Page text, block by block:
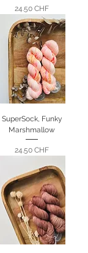
Prix
24.50 CHF
SuperSock, Funky
Marshmallow
Prix
24.50 CHF